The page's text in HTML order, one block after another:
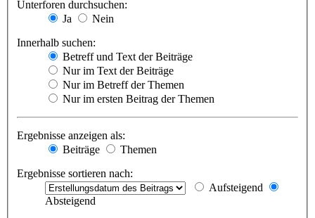
Unterforen durchsuchen:
Ja
Nein
Innerhalb suchen:
Betreff und Text der Beiträge
Nur im Text der Beiträge
Nur im Betreff der Themen
Nur im ersten Beitrag der Themen
Ergebnisse anzeigen als:
Beiträge
Themen
Ergebnisse sortieren nach:
Aufsteigend
Absteigend